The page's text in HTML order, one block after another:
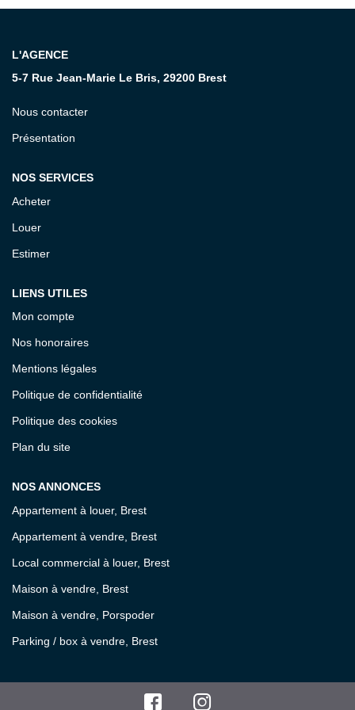
L'AGENCE
5-7 Rue Jean-Marie Le Bris, 29200 Brest
Nous contacter
Présentation
NOS SERVICES
Acheter
Louer
Estimer
LIENS UTILES
Mon compte
Nos honoraires
Mentions légales
Politique de confidentialité
Politique des cookies
Plan du site
NOS ANNONCES
Appartement à louer, Brest
Appartement à vendre, Brest
Local commercial à louer, Brest
Maison à vendre, Brest
Maison à vendre, Porspoder
Parking / box à vendre, Brest